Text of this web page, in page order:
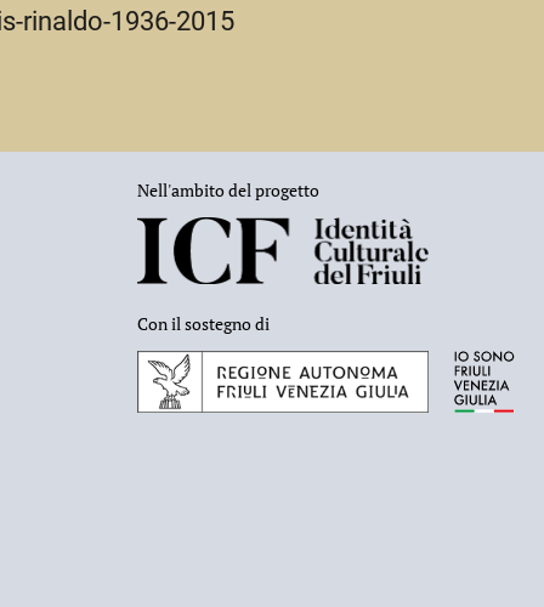
rinaldo-1936-2015
Nell'ambito del progetto
Con il sostegno di